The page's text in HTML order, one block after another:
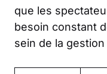
que les
besoin constant
sein de la